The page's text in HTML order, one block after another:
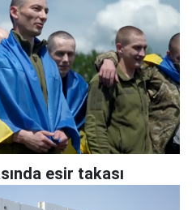
esir takası